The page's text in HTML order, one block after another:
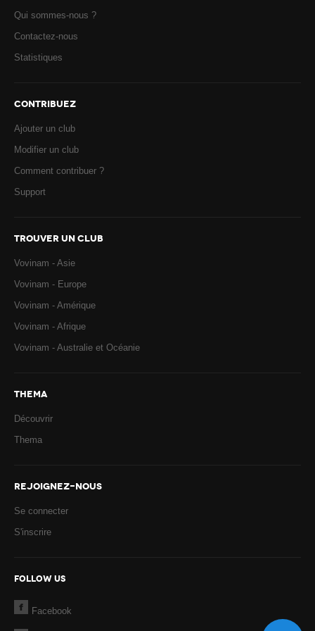
Qui sommes-nous ?
Contactez-nous
Statistiques
CONTRIBUEZ
Ajouter un club
Modifier un club
Comment contribuer ?
Support
TROUVER UN CLUB
Vovinam - Asie
Vovinam - Europe
Vovinam - Amérique
Vovinam - Afrique
Vovinam - Australie et Océanie
THEMA
Découvrir
Thema
REJOIGNEZ-NOUS
Se connecter
S'inscrire
FOLLOW US
Facebook